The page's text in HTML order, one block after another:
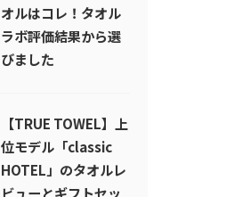
オルはコレ！タオル
ラボ評価結果から選
びました
【TRUE TOWEL】上
位モデル「classic
HOTEL」のタオルレ
ビューとギフトセッ